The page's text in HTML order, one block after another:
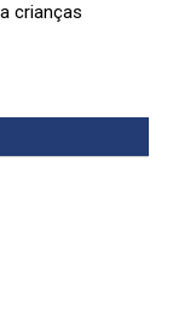
crianças